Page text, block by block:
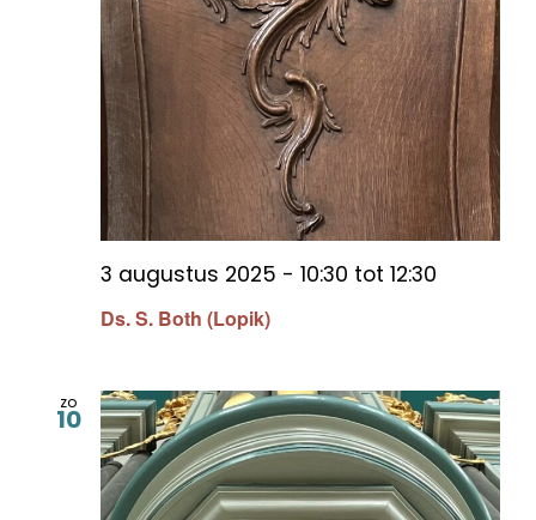
Ds. S. Both (Lopik)
3 augustus 2025 - 10:30 tot 12:30
zo
10